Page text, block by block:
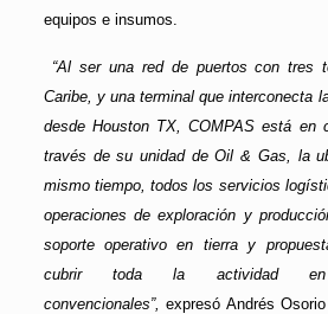
equipos e insumos.
“Al ser una red de puertos con tres
Caribe, y una terminal que interconecta
desde Houston TX, COMPAS está en
través de su unidad de Oil & Gas, la
mismo tiempo, todos los servicios
operaciones de exploración y
soporte operativo en tierra y
cubrir toda la actividad en
convencionales”,expresó Andrés